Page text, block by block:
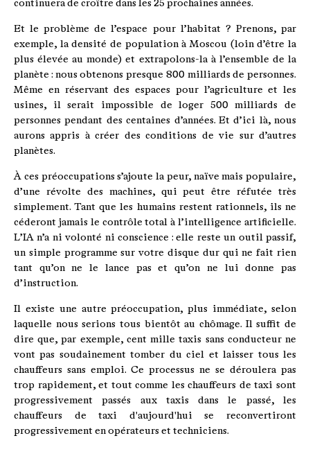
continuera de croître dans les 25 prochaines années.
Et le problème de l’espace pour l’habitat ? Prenons, par
exemple, la densité de population à Moscou (loin d’être la
plus élevée au monde) et extrapolons-la à l’ensemble de la
planète : nous obtenons presque 800 milliards de personnes.
Même en réservant des espaces pour l’agriculture et les
usines, il serait impossible de loger 500 milliards de
personnes pendant des centaines d’années. Et d’ici là, nous
aurons appris à créer des conditions de vie sur d’autres
planètes.
À ces préoccupations s’ajoute la peur, naïve mais populaire,
d’une révolte des machines, qui peut être réfutée très
simplement. Tant que les humains restent rationnels, ils ne
céderont jamais le contrôle total à l’intelligence artificielle.
L’IA n’a ni volonté ni conscience : elle reste un outil passif,
un simple programme sur votre disque dur qui ne fait rien
tant qu’on ne le lance pas et qu’on ne lui donne pas
d’instruction.
Il existe une autre préoccupation, plus immédiate, selon
laquelle nous serions tous bientôt au chômage. Il suffit de
dire que, par exemple, cent mille taxis sans conducteur ne
vont pas soudainement tomber du ciel et laisser tous les
chauffeurs sans emploi. Ce processus ne se déroulera pas
trop rapidement, et tout comme les chauffeurs de taxi sont
progressivement passés aux taxis dans le passé, les
chauffeurs de taxi d'aujourd'hui se reconvertiront
progressivement en opérateurs et techniciens.